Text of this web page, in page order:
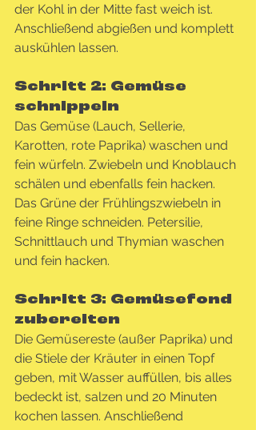
der Kohl in der Mitte fast weich ist.
Anschließend abgießen und komplett
auskühlen lassen.
Schritt 2: Gemüse
schnippeln
Das Gemüse (Lauch, Sellerie,
Karotten, rote Paprika) waschen und
fein würfeln. Zwiebeln und Knoblauch
schälen und ebenfalls fein hacken.
Das Grüne der Frühlingszwiebeln in
feine Ringe schneiden. Petersilie,
Schnittlauch und Thymian waschen
und fein hacken.
Schritt 3: Gemüsefond
zubereiten
Die Gemüsereste (außer Paprika) und
die Stiele der Kräuter in einen Topf
geben, mit Wasser auffüllen, bis alles
bedeckt ist, salzen und 20 Minuten
kochen lassen. Anschließend